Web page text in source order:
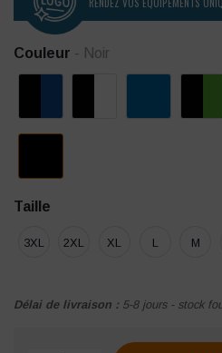
Couleur - Noir
Taille
3XL 2XL XL L M
Délai de livraison : 5-8 jours - stock